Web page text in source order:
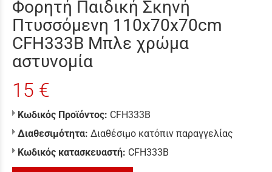
Φορητή Παιδική Σκηνή
Πτυσσόμενη 110x70x70cm
CFH333B Μπλε χρώμα
αστυνομία
15 €
Κωδικός Προϊόντος: CFH333B
Διαθεσιμότητα: Διαθέσιμο κατόπιν παραγγελίας
Κωδικός κατασκευαστή: CFH333B